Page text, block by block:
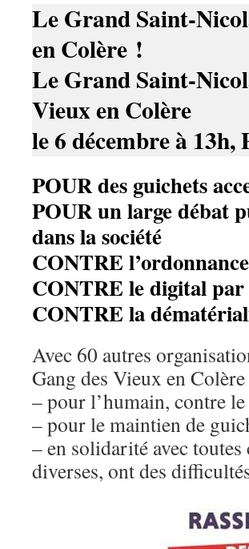
Le Grand Saint-
en Colère !
Le Grand Saint-
Vieux en Colère
le 6 décembre à 13h,
POUR des guichets
POUR un large débat
dans la société
CONTRE
CONTRE le digital
CONTRE la
Avec 60 autres
Gang des Vieux en
– pour l’humain, contre
– pour le maintien de
– en solidarité avec
diverses, ont des